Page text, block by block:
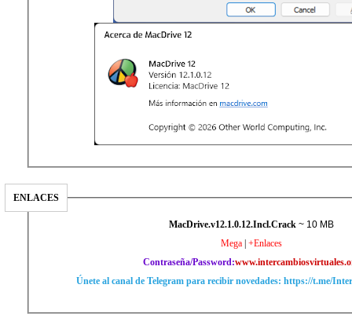
ENLACES
MacDrive.v12.1.0.12.Incl.Crack ~ 10 MB
Mega +Enlaces
Contraseña/Password:
Únete al canal de Telegram para recibir novedades: https://t.me/